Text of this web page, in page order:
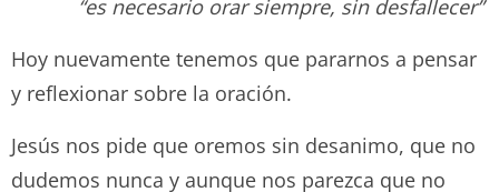
“es necesario orar siempre, sin desfallecer”
Hoy nuevamente tenemos que pararnos a pensar
y reflexionar sobre la oración.
Jesús nos pide que oremos sin desanimo, que no
dudemos nunca y aunque nos parezca que no